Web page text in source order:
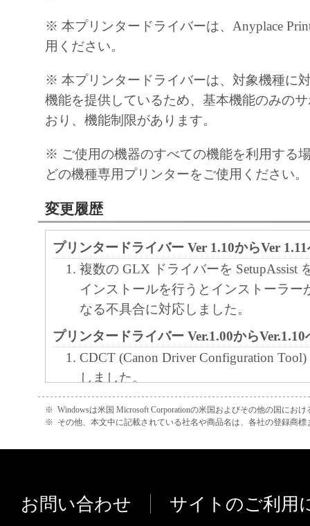
される「本ソフトウェア」を意味し、指し
す。
本契約書のいずれかの条項またはその一部
効であると決定された場合でも、その他の
効に存続するものとします。
以上
キヤノン株式会社
※ 本プリンタードライバーは、Anyplace
用ください。
※ 本プリンタードライバーは、対象機種に
機能を提供しているため、基本機能のみの
おり、機能制限があります。
※ ご使用の機器のすべての機能を利用する
どの機種専用プリンターをご使用ください。
変更履歴
プリンタードライバー Ver 1.10からVer
複数の GLX ドライバーを SetupAssist
インストールを行うとインストーラー
なる不具合に対応しました。
プリンタードライバー Ver.1.00から
CDCT (Canon Driver Configuration
しました。
「お気に入り」機能を追加しました。
「デバイス情報取得」機能を追加しま
る機能を追加しました。
Systemアカウントからの認証に対応し
※ Windowsは米国 Microsoft Corporationの米国およびその他の国にお
※ その他、本文中に記載されている社名や商品名は、各社の登録商標
お問い合わせ サイトのご利用